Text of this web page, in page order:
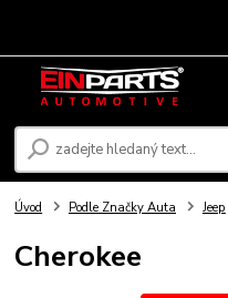
Úvod Podle Značky Auta Jeep
Cherokee